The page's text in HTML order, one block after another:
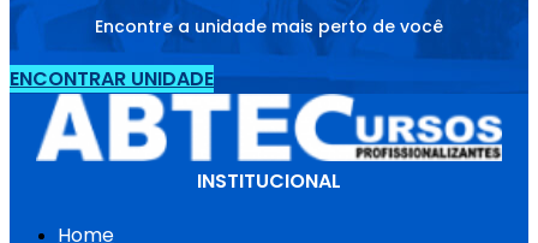
Encontre a unidade mais perto de você
ENCONTRAR UNIDADE
INSTITUCIONAL
Home